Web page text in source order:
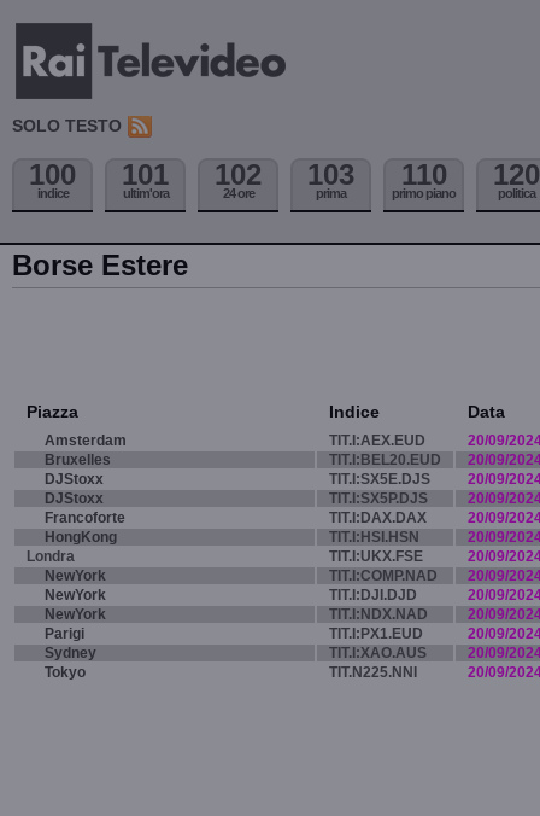
SOLO TESTO
100
indice
101
ultim'ora
102
24 ore
103
prima
110
primo piano
120
politica
Borse Estere
Piazza Indice Data
Amsterdam TIT.I:AEX.EUD
20/09/
Bruxelles
TIT.I:BEL20.EUD
20/09/
DJStoxx
TIT.I:SX5E.DJS
20/09/
DJStoxx
TIT.I:SX5P.DJS
20/09/
Francoforte
TIT.I:DAX.DAX
20/09/
HongKong
TIT.I:HSI.HSN
20/09/
Londra
TIT.I:UKX.FSE
20/09/
NewYork
TIT.I:COMP.NAD
20/09/
NewYork
TIT.I:DJI.DJD
20/09/
NewYork
TIT.I:NDX.NAD
20/09/
Parigi
TIT.I:PX1.EUD
20/09/
Sydney
TIT.I:XAO.AUS
20/09/
Tokyo
TIT.N225.NNI 20/09/